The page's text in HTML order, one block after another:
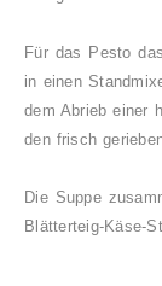
Für das Pesto
in einen
dem Abrieb einer
den frisch
Die Suppe
Blätterteig-Käse-